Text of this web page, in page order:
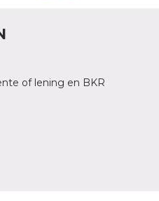
of lening en BKR